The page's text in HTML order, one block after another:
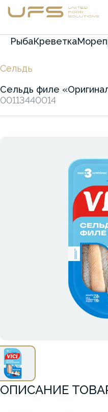
РыбаКреветка
Сельдь
Сельдь филе
00113440014
ОПИСАНИЕ